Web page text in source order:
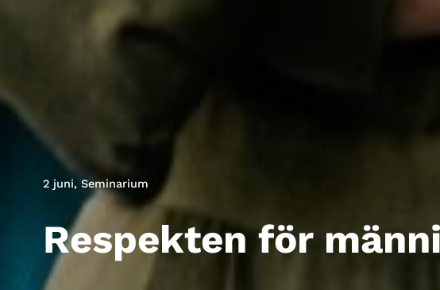
2 juni, Seminarium
Respekten för